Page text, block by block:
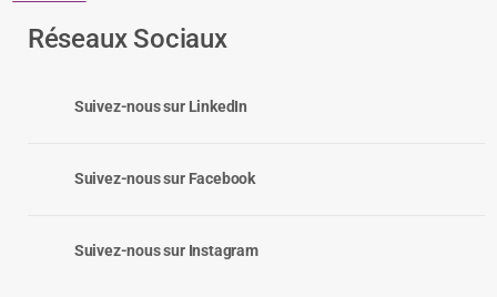
Réseaux Sociaux
Suivez-nous sur LinkedIn
Suivez-nous sur Facebook
Suivez-nous sur Instagram